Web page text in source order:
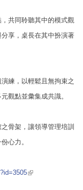
共同聆聽其中的模式觀
享，桌長在其中扮演著
練，以輕鬆且無拘束之
觀點並彙集成共識。
骨架，讓領導管理培訓
心力。
(link is external)